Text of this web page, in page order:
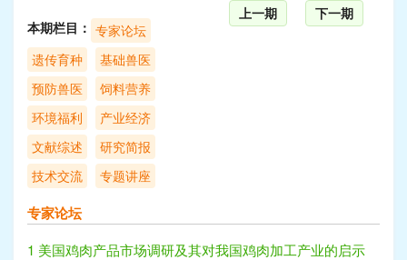
上一期
下一期
本期栏目： 专家论坛
遗传育种
基础兽医
预防兽医
饲料营养
环境福利
产业经济
文献综述
研究简报
技术交流
专题讲座
专家论坛
1 美国鸡肉产品市场调研及其对我国鸡肉加工产业的启示